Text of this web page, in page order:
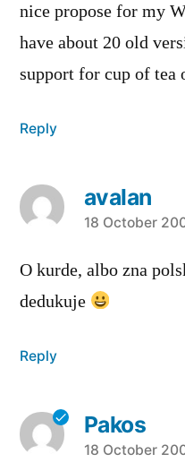
nice propose for my
have about 20 old
support for cup of tea
Reply
avalan
says:
18 October
O kurde, albo zna
dedukuje
Reply
Pakos
says:
18 October